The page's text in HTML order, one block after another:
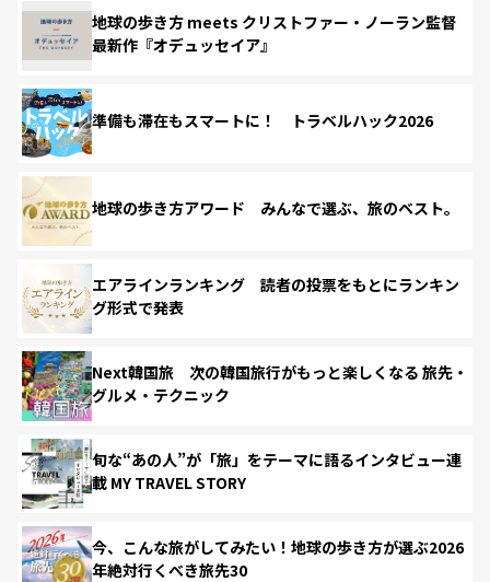
地球の歩き方 meets クリストファー・ノーラン監督
最新作『オデュッセイア』
準備も滞在もスマートに！ トラベルハック2026
地球の歩き方アワード みんなで選ぶ、旅のベスト。
エアラインランキング 読者の投票をもとにランキン
グ形式で発表
Next韓国旅 次の韓国旅行がもっと楽しくなる 旅先・
グルメ・テクニック
旬な“あの人”が「旅」をテーマに語るインタビュー連
載 MY TRAVEL STORY
今、こんな旅がしてみたい！地球の歩き方が選ぶ2026
年絶対行くべき旅先30